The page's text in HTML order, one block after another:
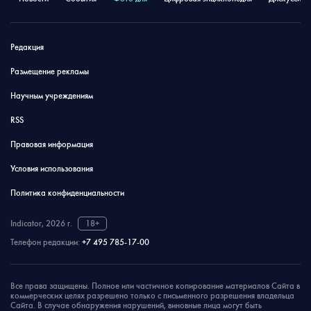
Редакция
Размещение рекламы
Научным учреждениям
RSS
Правовая информация
Условия использования
Политика конфиденциальности
Indicator, 2026 г.
18+
Телефон редакции: +7 495 785-17-00
Все права защищены. Полное или частичное копирование материалов Сайта в
коммерческих целях разрешено только с письменного разрешения владельца
Сайта. В случае обнаружения нарушений, виновные лица могут быть